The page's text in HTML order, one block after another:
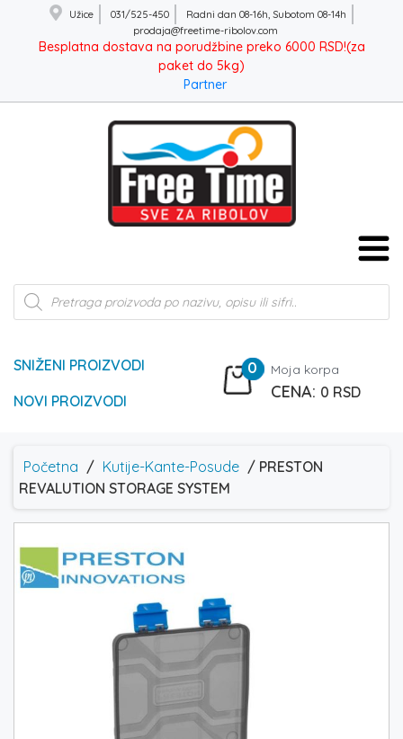
Užice 031/525-450
Radni dan 08-16h, Subotom 08-14h
prodaja@freetime-ribolov.com
Besplatna dostava na porudžbine preko 6000 RSD!(za
paket do 5kg)
Partner
Products
search
SNIŽENI PROIZVODI
NOVI PROIZVODI
0 Moja korpa
0 RSD
Početna / Kutije-Kante-Posude / PRESTON
REVALUTION STORAGE SYSTEM